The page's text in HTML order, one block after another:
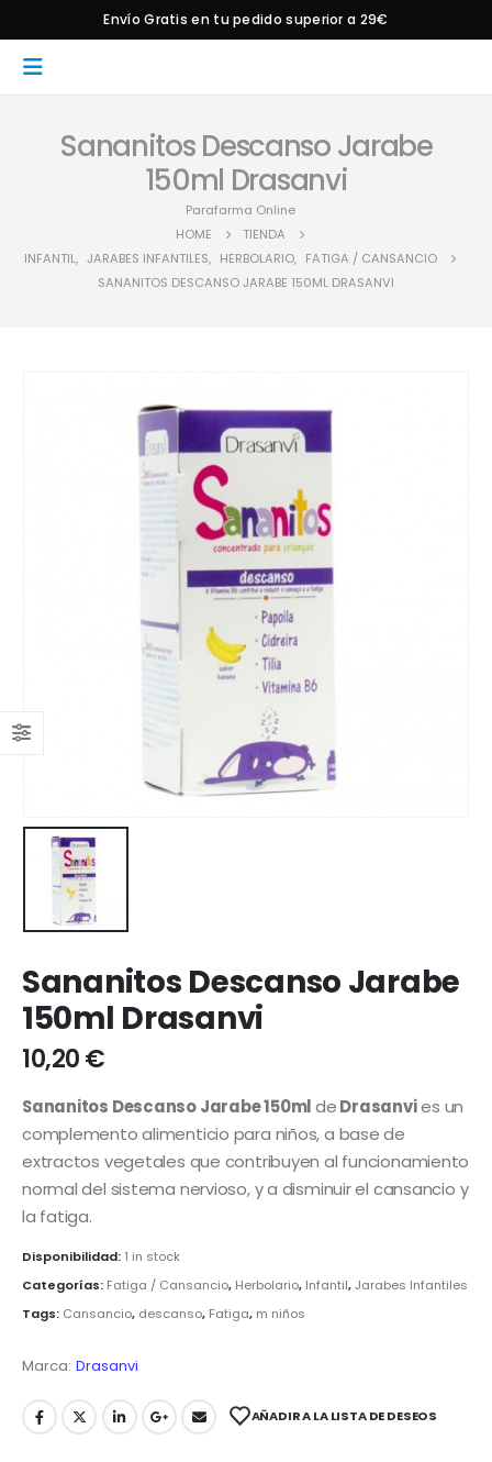
Envío Gratis en tu pedido superior a 29€
Sananitos Descanso Jarabe
150ml Drasanvi
Parafarma Online
HOME
TIENDA
INFANTIL, JARABES INFANTILES, HERBOLARIO, FATIGA / CANSANCIO
SANANITOS DESCANSO JARABE 150ML DRASANVI
Sananitos Descanso Jarabe
150ml Drasanvi
10,20€
Sananitos Descanso Jarabe 150mldeDrasanvies un
complemento alimenticio para niños, a base de
extractos vegetales que contribuyen al funcionamiento
normal del sistema nervioso, y a disminuir el cansancio y
la fatiga.
Disponibilidad: 1 in stock
Categorías: Fatiga / Cansancio, Herbolario, Infantil,Jarabes Infantiles
Tags: Cansancio, descanso, Fatiga, m niños
Marca: Drasanvi
AÑADIR A LA LISTA DE DESEOS